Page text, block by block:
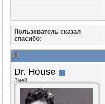
Пользователь сказал
cпасибо:
Dr. House
Змей